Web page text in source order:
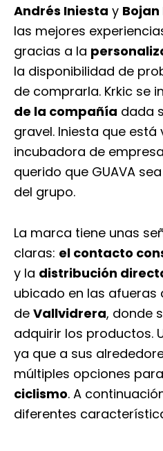
Andrés Iniesta y Bojan
las mejores
gracias a la
la disponibilidad de
de comprarla. Krkic se
de la compañía dada
gravel. Iniesta que está
incubadora de
querido que GUAVA
del grupo.
La marca tiene unas
claras: el contacto
y la distribución
ubicado en las afueras
de Vallvidrera, donde
adquirir los productos.
ya que a sus
múltiples opciones
ciclismo. A
diferentes